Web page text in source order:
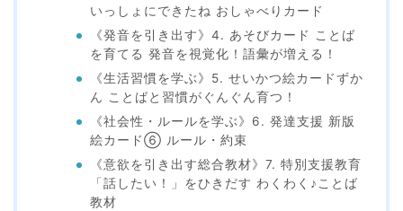
いっしょにできたね おしゃべりカード
《発音を引き出す》4. あそびカード ことば
を育てる 発音を視覚化！語彙が増える！
《生活習慣を学ぶ》5. せいかつ絵カードずか
ん ことばと習慣がぐんぐん育つ！
《社会性・ルールを学ぶ》6. 発達支援 新版
絵カード⑥ ルール・約束
《意欲を引き出す総合教材》7. 特別支援教育
「話したい！」をひきだす わくわく♪ことば
教材